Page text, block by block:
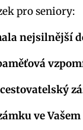
pro seniory:
nejsilnější
ve Vašem